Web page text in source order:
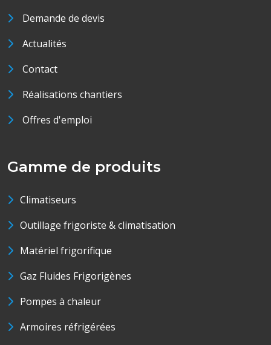
Demande de devis
Actualités
Contact
Réalisations chantiers
Offres d'emploi
Gamme de produits
Climatiseurs
Outillage frigoriste & climatisation
Matériel frigorifique
Gaz Fluides Frigorigènes
Pompes à chaleur
Armoires réfrigérées